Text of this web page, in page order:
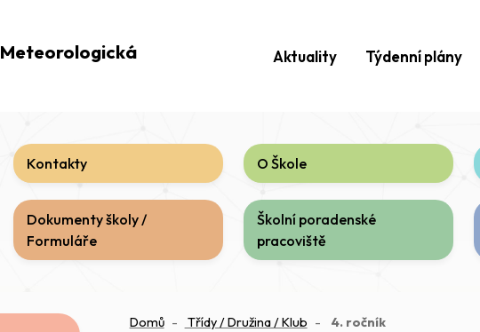
Meteorologická Aktuality Týdenní plány
Kontakty O Škole
Dokumenty školy /
Formuláře
Školní poradenské
pracoviště
Domů Třídy / Družina / Klub 4. ročník(aktuální)